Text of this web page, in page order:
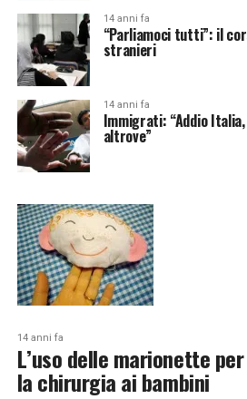
14 anni fa
“Parliamoci tutti”: il
stranieri
14 anni fa
Immigrati: “Addio
altrove”
14 anni fa
L’uso delle marionette
la chirurgia ai bambini